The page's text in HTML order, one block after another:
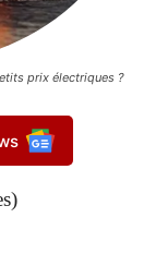
prix électriques ?